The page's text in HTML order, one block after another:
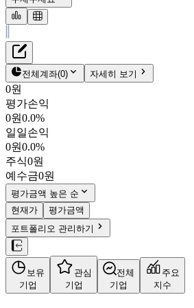
우림피티에스
8,030원
101170
KOSDAQ
시가총액
PBR1.31
PER50.34
fPER -
배당수익률0.62%
자사주비율2.10%
결산월12월
사업정보
더보기
재무정보
펀더멘탈
밸류에이션
주주환원
컨센서스
주식정보
전체계좌(0) 자세히 보기
0원
평가손익
0원0.0%
일일손익
0원0.0%
주식0원
예수금0원
평가금액 높은 순
현재가
평가금액
포트폴리오 관리하기
보유
기업
관심
기업
전체
기업
주요
지수